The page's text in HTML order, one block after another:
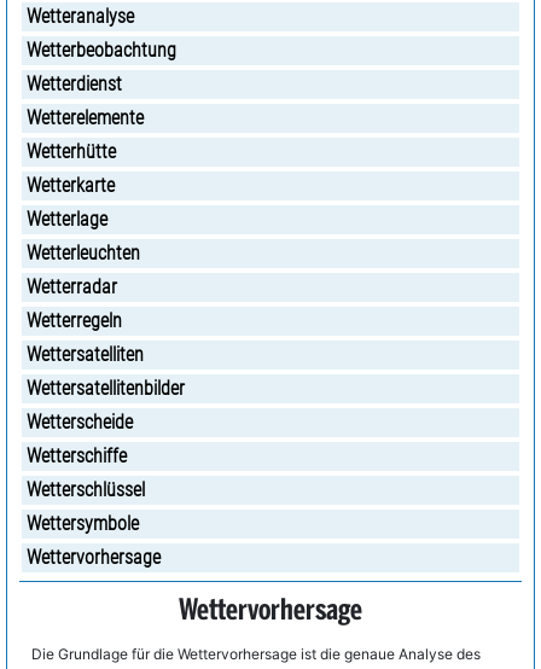
Wetteranalyse
Wetterbeobachtung
Wetterdienst
Wetterelemente
Wetterhütte
Wetterkarte
Wetterlage
Wetterleuchten
Wetterradar
Wetterregeln
Wettersatelliten
Wettersatellitenbilder
Wetterscheide
Wetterschiffe
Wetterschlüssel
Wettersymbole
Wettervorhersage
Wettervorhersage
Die Grundlage für die Wettervorhersage ist die genaue Analyse des